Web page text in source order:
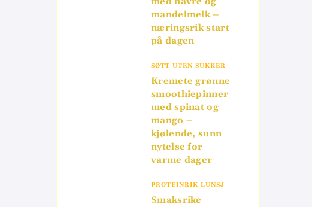
mandelmelk –
næringsrik start
på dagen
SØTT UTEN SUKKER
Kremete grønne
smoothiepinner
med spinat og
mango –
kjølende, sunn
nytelse for
varme dager
PROTEINRIK LUNSJ
Smaksrike